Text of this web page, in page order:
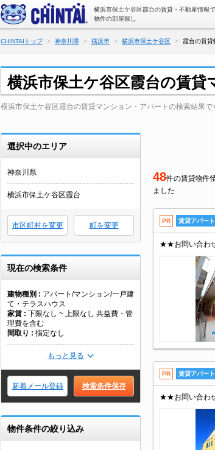
横浜市保土ケ谷区霞台の賃貸・不動産情報
物件の部屋探し
CHINTAIトップ 神奈川県 横浜市 横浜市保土ケ谷区 霞台の賃貸
横浜市保土ケ谷区霞台の賃
横浜市保土ケ谷区霞台の賃貸マンション・アパートの検索結果
選択中のエリア
神奈川県
横浜市保土ケ谷区霞台
市区町村を変更 町を変更
現在の検索条件
建物種別
アパート/マンション/一戸建
て・テラスハウス
家賃
下限なし ~ 上限なし 共益費・管
理費を含む
間取り
指定なし
もっと見る
新着メール登録 検索条件保存
物件条件の絞り込み
48件の賃貸物件
ました
PR 賃貸アパート
★★お問い合わ
PR 賃貸アパート
★★お問い合わ